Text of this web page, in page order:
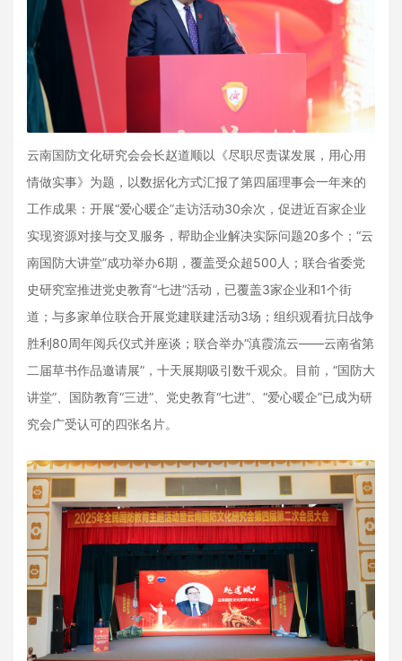
云南国防文化研究会会长赵道顺以《尽职尽责谋发展，用心用
情做实事》为题，以数据化方式汇报了第四届理事会一年来的
工作成果：开展“爱心暖企”走访活动30余次，促进近百家企业
实现资源对接与交叉服务，帮助企业解决实际问题20多个；“云
南国防大讲堂”成功举办6期，覆盖受众超500人；联合省委党
史研究室推进党史教育“七进”活动，已覆盖3家企业和1个街
道；与多家单位联合开展党建联建活动3场；组织观看抗日战争
胜利80周年阅兵仪式并座谈；联合举办“滇霞流云——云南省第
二届草书作品邀请展”，十天展期吸引数千观众。目前，“国防大
讲堂”、国防教育“三进”、党史教育“七进”、“爱心暖企”已成为研
究会广受认可的四张名片。